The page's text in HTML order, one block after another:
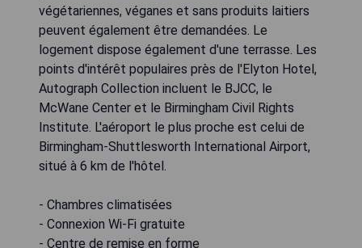
végétariennes, véganes et sans produits laitiers
peuvent également être demandées. Le
logement dispose également d'une terrasse. Les
points d'intérêt populaires près de l'Elyton Hotel,
Autograph Collection incluent le BJCC, le
McWane Center et le Birmingham Civil Rights
Institute. L'aéroport le plus proche est celui de
Birmingham-Shuttlesworth International Airport,
situé à 6 km de l'hôtel.
- Chambres climatisées
- Connexion Wi-Fi gratuite
- Centre de remise en forme